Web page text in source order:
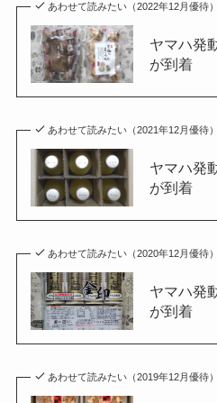
あわせて読みたい（2022年12月優待）
ヤマハ発
が到着
あわせて読みたい（2021年12月優待）
ヤマハ発
が到着
あわせて読みたい（2020年12月優待）
ヤマハ発
が到着
あわせて読みたい（2019年12月優待）